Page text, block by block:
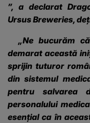
”, a declarat
Ursus Breweries,
„Ne bucurăm
demarat această
sprijin tuturor
din sistemul
pentru salvarea
personalului
esențial ca în